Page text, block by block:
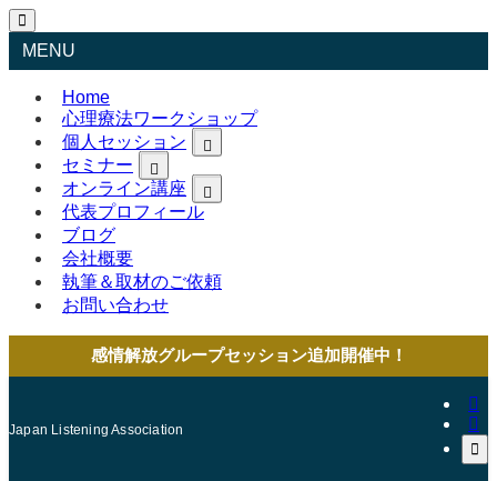
MENU
Home
心理療法ワークショップ
個人セッション
セミナー
オンライン講座
代表プロフィール
ブログ
会社概要
執筆＆取材のご依頼
お問い合わせ
感情解放グループセッション追加開催中！
Japan Listening Association